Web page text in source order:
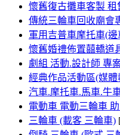
懷舊復古攤車客製 租
傳統三輪車回收廟會
軍用吉普車摩托車(邊
懷舊婚禮佈置囍轎道
劇組 活動.設計師 專
經典作品活動區(媒體
汽車.摩托車.馬車.牛
電動車 電動三輪車
三輪車 (載客 三輪車)